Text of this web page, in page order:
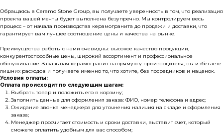
Обращаясь в Ceramo Stone Group, вы получаете уверенность в том, что реализация
проекта вашей мечты будет выполнена безупречно. Мы контролируем весь
процесс – от начала производства керамогранита до продажи и доставки, что
гарантирует вам лучшее соотношение цены и качества на рынке.
Преимущества работы с нами очевидны: высокое качество продукции,
конкурентоспособные цены, широкий ассортимент и профессиональное
обслуживание. Заказывая керамогранит напрямую у производителя, вы избегаете
лишних расходов и получаете именно то, что хотите, без посредников и наценок.
Условия оплаты:
Оплата происходит по следующим шагам:
Выбрать товар и положить его в корзину;
Заполнить данные для оформления заказа: ФИО, номер телефона и адрес;
Ожидание звонка менеджера для уточнения наличия на складе и оформления
заказа;
Менеджер просчитает стоимость и сроки доставки, выставит счет, который
сможете оплатить удобным для вас способом;